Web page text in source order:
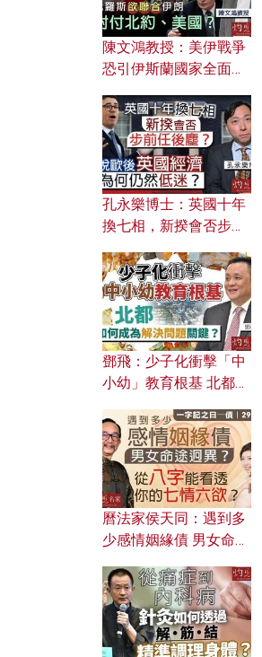
陳文鴻教授：美伊戰爭
恐引伊斯蘭國家全面反
對付北約美國？
孔永樂博士：英國十年
換七相，新揆會否步前
濟為何仍然低迷？
鄧飛：少子化衝擊「中
小幼」教育根基 北都如
曆法家侯天同：遇到多
少感情姻緣債 男女命途
的七情六欲？